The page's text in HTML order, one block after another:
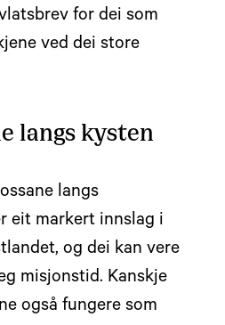
for dei som
ved dei store
langs kysten
langs
eit markert innslag i
og dei kan vere
misjonstid. Kanskje
også fungere som